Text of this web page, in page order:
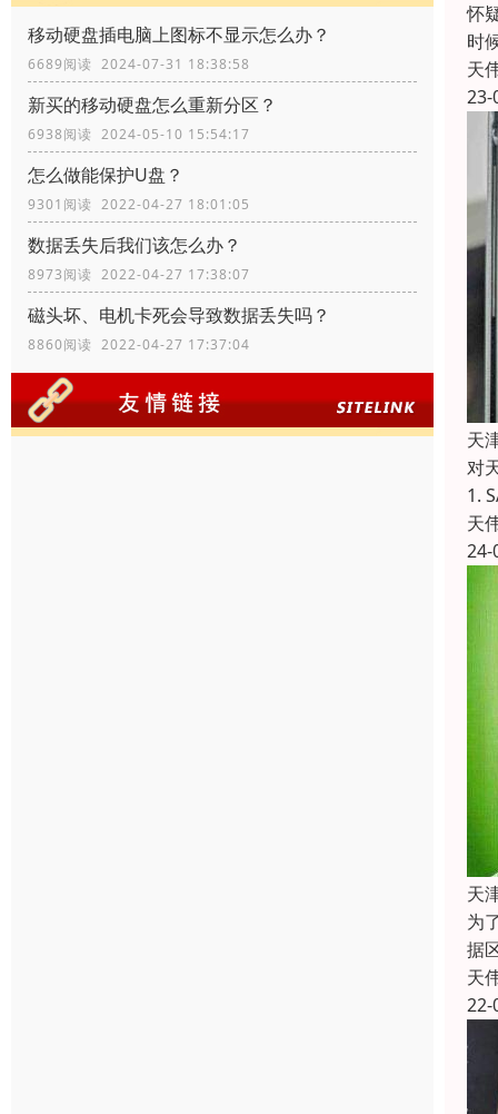
移动硬盘插电脑上图标不显示怎么办？
6689阅读 2024-07-31 18:38:58
新买的移动硬盘怎么重新分区？
6938阅读 2024-05-10 15:54:17
怎么做能保护U盘？
9301阅读 2022-04-27 18:01:05
数据丢失后我们该怎么办？
8973阅读 2022-04-27 17:38:07
磁头坏、电机卡死会导致数据丢失吗？
8860阅读 2022-04-27 17:37:04
怀
时
天
23-
天
对
1.
天
24-
天
为
据
天
22-